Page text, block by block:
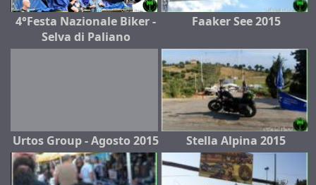
4°Festa Nazionale Biker -
Selva di Paliano
Faaker See 2015
Urtos Group - Agosto 2015 Stella Alpina 2015